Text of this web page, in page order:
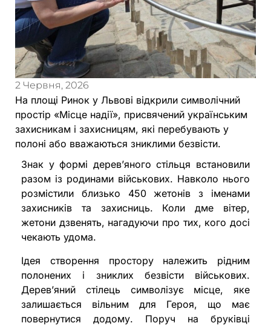
2 Червня, 2026
На площі Ринок у Львові відкрили символічний
простір «Місце надії», присвячений українським
захисникам і захисницям, які перебувають у
полоні або вважаються зниклими безвісти.
Знак у формі дерев’яного стільця встановили
разом із родинами військових. Навколо нього
розмістили близько 450 жетонів з іменами
захисників та захисниць. Коли дме вітер,
жетони дзвенять, нагадуючи про тих, кого досі
чекають удома.
Ідея створення простору належить рідним
полонених і зниклих безвісти військових.
Дерев’яний стілець символізує місце, яке
залишається вільним для Героя, що має
повернутися додому. Поруч на бруківці